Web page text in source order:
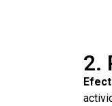
2.